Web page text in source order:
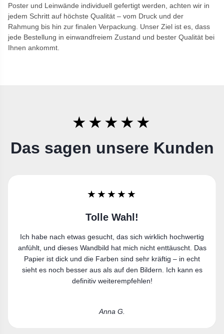
Poster und Leinwände individuell gefertigt werden, achten wir in
jedem Schritt auf höchste Qualität – vom Druck und der
Rahmung bis hin zur finalen Verpackung. Unser Ziel ist es, dass
jede Bestellung in einwandfreiem Zustand und bester Qualität bei
Ihnen ankommt.
★★★★★
Das sagen unsere Kunden
★★★★★
Sehr zufrieden
Ich bin sehr zufrieden. Der Leinwanddruck gefällt mir richtig
gut und passt perfekt in meine Wohnung.
Laura R.